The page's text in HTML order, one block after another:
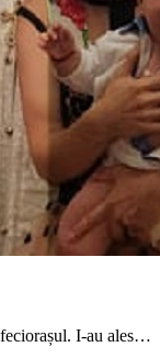
I-au ales…